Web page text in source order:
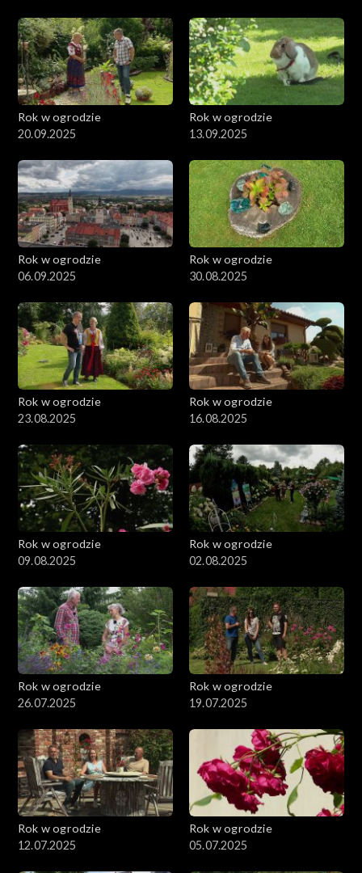
Rok w ogrodzie
20.09.2025
Rok w ogrodzie
13.09.2025
Rok w ogrodzie
06.09.2025
Rok w ogrodzie
30.08.2025
Rok w ogrodzie
23.08.2025
Rok w ogrodzie
16.08.2025
Rok w ogrodzie
09.08.2025
Rok w ogrodzie
02.08.2025
Rok w ogrodzie
26.07.2025
Rok w ogrodzie
19.07.2025
Rok w ogrodzie
12.07.2025
Rok w ogrodzie
05.07.2025